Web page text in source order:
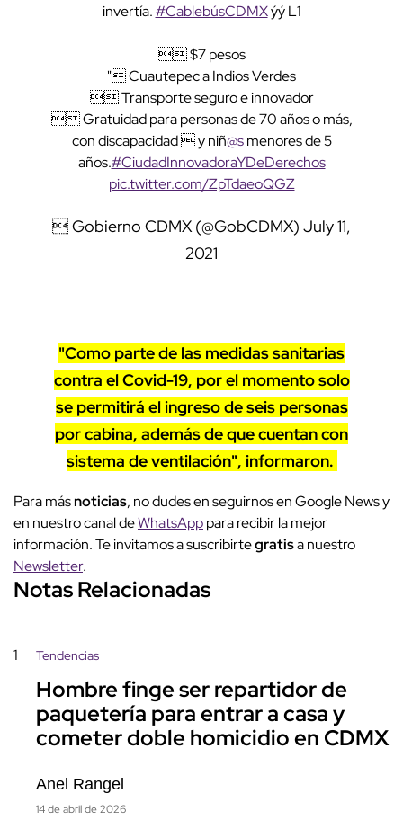
invertía.#CablebúsCDMXýý L1
 $7 pesos
" Cuautepec a Indios Verdes
 Transporte seguro e innovador
 Gratuidad para personas de 70 años o más,
con discapacidad  y niñ@smenores de 5
años.#CiudadInnovadoraYDeDerechos
pic.twitter.com/ZpTdaeoQGZ
 Gobierno CDMX (@GobCDMX) July 11,
2021
"Como parte de las medidas sanitarias
contra el Covid-19, por el momento solo
se permitirá el ingreso de seis personas
por cabina, además de que cuentan con
sistema de ventilación", informaron.
Para másnoticias, no dudes en seguirnos en Google News y
en nuestro canal deWhatsApppara recibir la mejor
información. Te invitamos a suscribirtegratisa nuestro
Newsletter.
Notas Relacionadas
1 Tendencias
Hombre finge ser repartidor de
paquetería para entrar a casa y
cometer doble homicidio en CDMX
Anel Rangel
14 de abril de 2026